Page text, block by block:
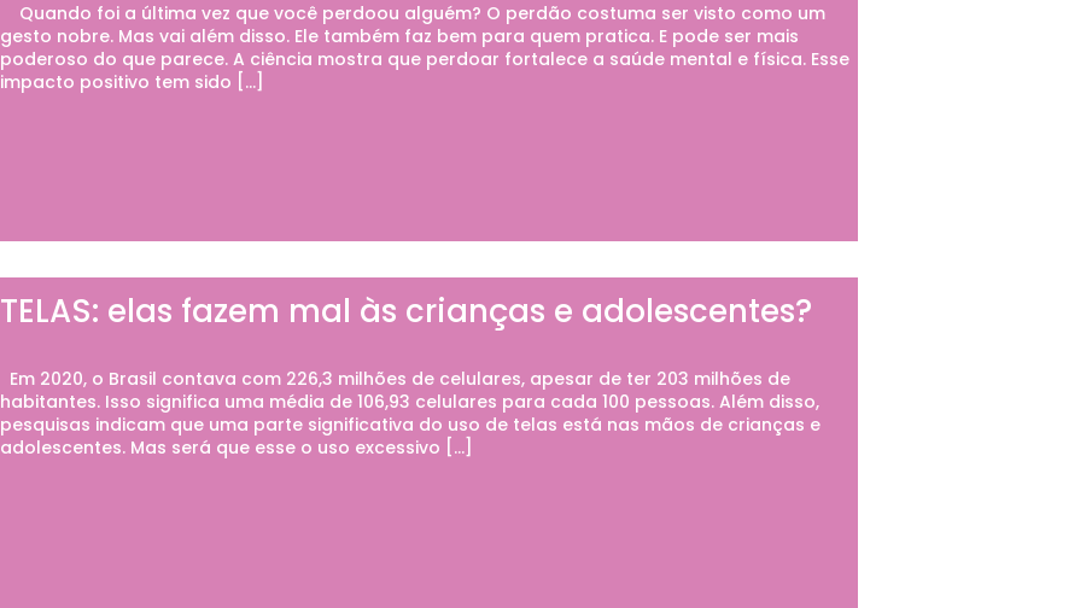
Quando foi a última vez que você perdoou alguém? O perdão costuma ser visto como um
gesto nobre. Mas vai além disso. Ele também faz bem para quem pratica. E pode ser mais
poderoso do que parece. A ciência mostra que perdoar fortalece a saúde mental e física. Esse
impacto positivo tem sido […]
TELAS: elas fazem mal às crianças e adolescentes?
Em 2020, o Brasil contava com 226,3 milhões de celulares, apesar de ter 203 milhões de
habitantes. Isso significa uma média de 106,93 celulares para cada 100 pessoas. Além disso,
pesquisas indicam que uma parte significativa do uso de telas está nas mãos de crianças e
adolescentes. Mas será que esse o uso excessivo […]